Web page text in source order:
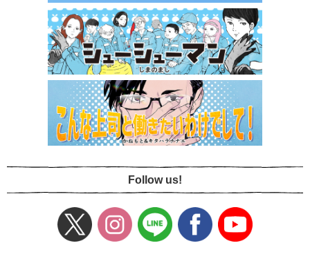
Follow us!